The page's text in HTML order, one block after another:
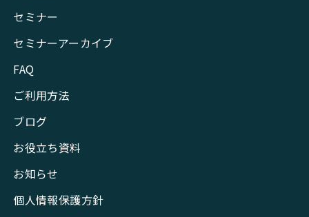
セミナー
セミナーアーカイブ
FAQ
ご利用方法
ブログ
お役立ち資料
お知らせ
個人情報保護方針